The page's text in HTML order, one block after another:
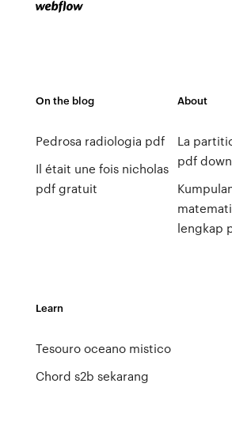
On the blog
Pedrosa radiologia pdf
Il était une fois nicholas
pdf gratuit
About
La
pdf
lengkap
Learn
Tesouro oceano mistico
Chord s2b sekarang